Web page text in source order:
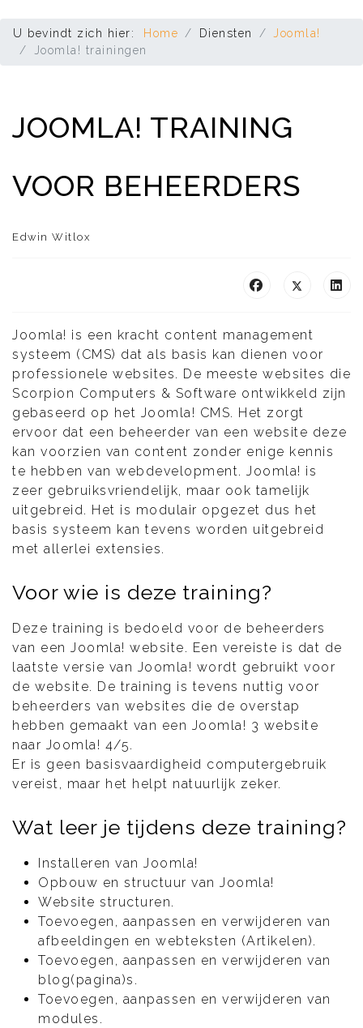
U bevindt zich hier: Home Diensten
Joomla!
Joomla! trainingen
JOOMLA! TRAINING
VOOR BEHEERDERS
Edwin Witlox
Joomla! is een kracht content management
systeem (CMS) dat als basis kan dienen voor
professionele websites. De meeste websites die
Scorpion Computers & Software ontwikkeld zijn
gebaseerd op het Joomla! CMS. Het zorgt
ervoor dat een beheerder van een website deze
kan voorzien van content zonder enige kennis
te hebben van webdevelopment. Joomla! is
zeer gebruiksvriendelijk, maar ook tamelijk
uitgebreid. Het is modulair opgezet dus het
basis systeem kan tevens worden uitgebreid
met allerlei extensies.
Voor wie is deze training?
Deze training is bedoeld voor de beheerders
van een Joomla! website. Een vereiste is dat de
laatste versie van Joomla! wordt gebruikt voor
de website. De training is tevens nuttig voor
beheerders van websites die de overstap
hebben gemaakt van een Joomla! 3 website
naar Joomla! 4/5.
Er is geen basisvaardigheid computergebruik
vereist, maar het helpt natuurlijk zeker.
Wat leer je tijdens deze training?
Installeren van Joomla!
Opbouw en structuur van Joomla!
Website structuren.
Toevoegen, aanpassen en verwijderen van
afbeeldingen en webteksten (Artikelen).
Toevoegen, aanpassen en verwijderen van
blog(pagina)s.
Toevoegen, aanpassen en verwijderen van
modules.